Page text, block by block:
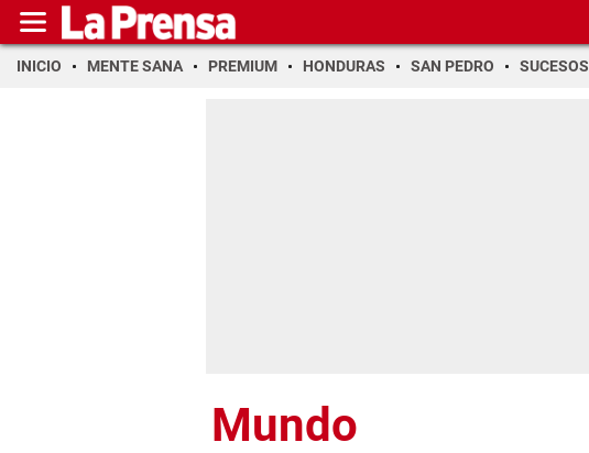
INICIO MENTE SANA PREMIUM HONDURAS SAN PEDRO SUCESOS
Mundo